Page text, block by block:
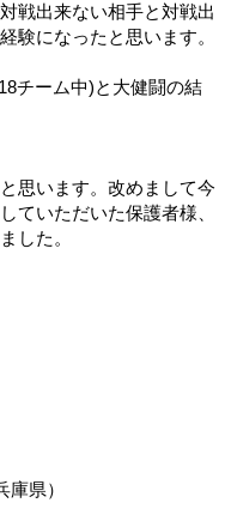
戦出来ない相手と対戦出
験になったと思います。
チーム中)と大健闘の結
思います。改めまして今
ていただいた保護者様、
した。
県）